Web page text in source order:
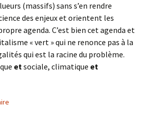
(massifs) sans s’en rendre
des enjeux et orientent les
agenda. C’est bien cet agenda et
« vert » qui ne renonce pas à la
qui est la racine du problème.
etsociale, climatique et